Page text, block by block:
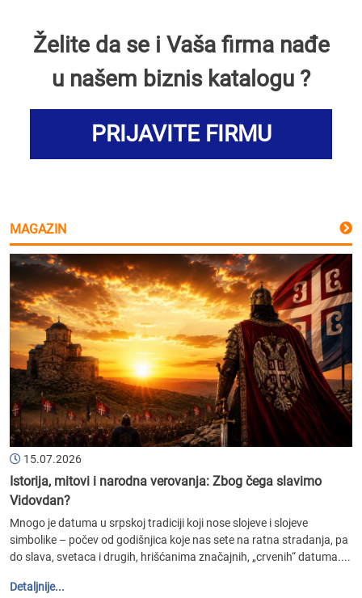
Želite da se i Vaša firma nađe
u našem biznis katalogu ?
PRIJAVITE FIRMU
MAGAZIN
15.07.2026
Istorija, mitovi i narodna verovanja: Zbog čega slavimo
Vidovdan?
Mnogo je datuma u srpskoj tradiciji koji nose slojeve i slojeve
simbolike – počev od godišnjica koje nas sete na ratna stradanja, pa
do slava, svetaca i drugih, hrišćanima značajnih, „crvenih“ datuma....
Detaljnije...